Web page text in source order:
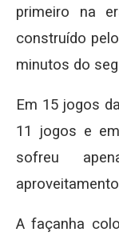
primeiro na
construído
minutos do
Em 15 jogos
11 jogos e
sofreu
A façanha